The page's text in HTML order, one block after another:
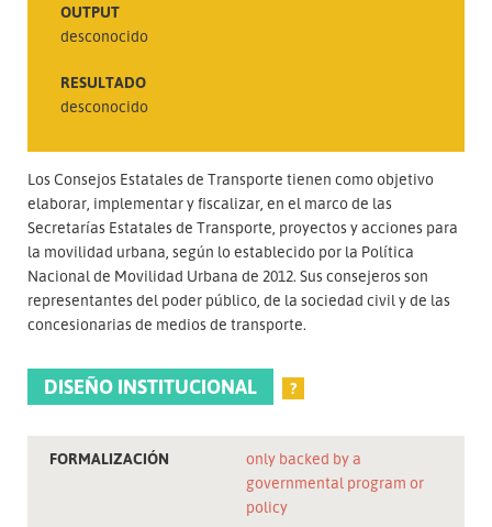
OUTPUT
desconocido
RESULTADO
desconocido
Los Consejos Estatales de Transporte tienen como objetivo
elaborar, implementar y fiscalizar, en el marco de las
Secretarías Estatales de Transporte, proyectos y acciones para
la movilidad urbana, según lo establecido por la Política
Nacional de Movilidad Urbana de 2012. Sus consejeros son
representantes del poder público, de la sociedad civil y de las
concesionarias de medios de transporte.
DISEÑO INSTITUCIONAL ?
FORMALIZACIÓN
only backed by a
governmental program or
policy